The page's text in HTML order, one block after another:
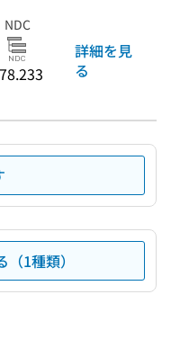
NDC
詳細を見
る
1種類）